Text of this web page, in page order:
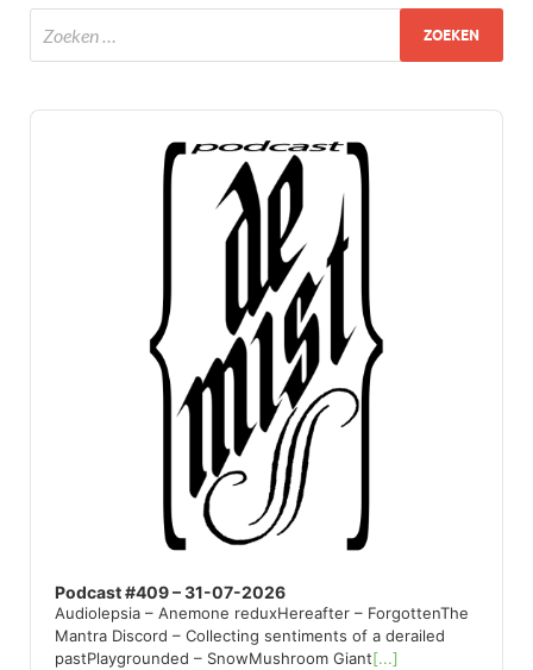
Audio
Podcast #409 – 31-07-2026
Audiolepsia – Anemone reduxHereafter – ForgottenThe
Mantra Discord – Collecting sentiments of a derailed
pastPlaygrounded – SnowMushroom Giant[...]